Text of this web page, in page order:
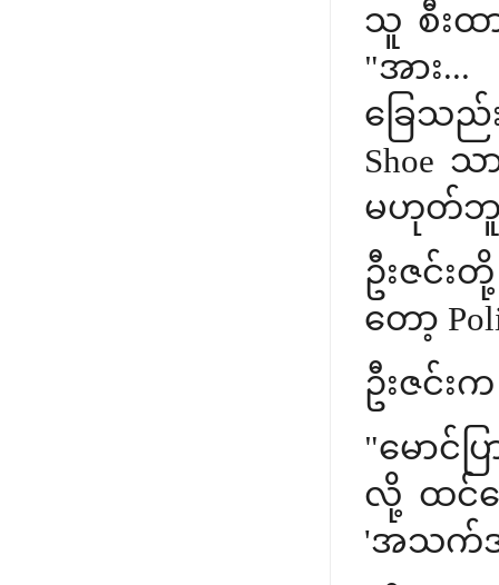
သူ စီးထ
"အား
ခြေသ
Shoe
မဟုတ်ဘူ
ဦးဇင်း
တော့
ဦးဇင်း
"မောင်ပ
လို့ ထင်
'အသက်အ